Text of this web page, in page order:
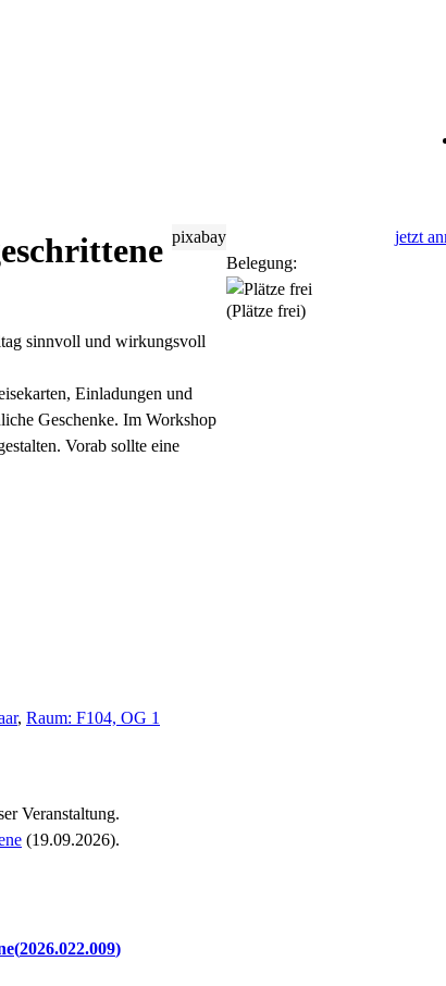
pixabay
sinnvoll und wirkungsvoll
Einladungen und
Geschenke. Im Workshop
Vorab sollte eine
, Raum: F104, OG 1
jetzt
Belegung:
(Plätze frei)
Veranstaltung.
(19.09.2026).
2026.022.009